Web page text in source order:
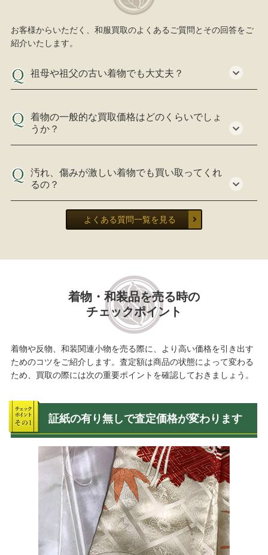
お客様からいただく、和服買取のよくあるご質問とその回答をご
紹介いたします。
祖母や祖父の古い着物でも大丈夫？
着物の一般的な買取価格はどのくらいでしょ
うか？
汚れ、傷みが激しい着物でも買い取ってくれ
るの？
よくある質問一覧を見る
着物・和装品を売る時の
チェックポイント
着物や反物、和装関連小物を売る際に、より高い価格を引き出す
ためのコツをご紹介します。査定額は商品の状態によって変わる
ため、買取の際には次の重要ポイントを確認しておきましょう。
証紙の有り無しで査定価格が変わります